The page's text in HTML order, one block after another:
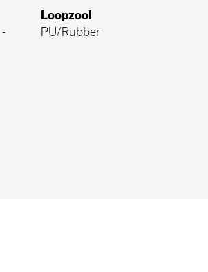
-
Loopzool
PU/Rubber